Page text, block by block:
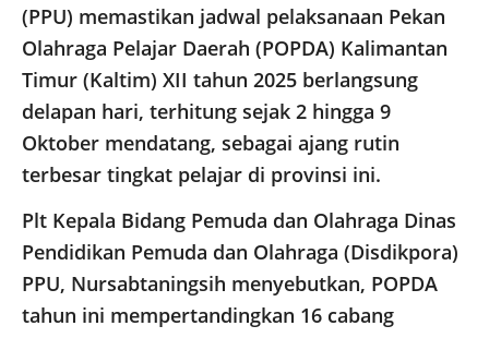
(PPU) memastikan jadwal pelaksanaan Pekan
Olahraga Pelajar Daerah (POPDA) Kalimantan
Timur (Kaltim) XII tahun 2025 berlangsung
delapan hari, terhitung sejak 2 hingga 9
Oktober mendatang, sebagai ajang rutin
terbesar tingkat pelajar di provinsi ini.
Plt Kepala Bidang Pemuda dan Olahraga Dinas
Pendidikan Pemuda dan Olahraga (Disdikpora)
PPU, Nursabtaningsih menyebutkan, POPDA
tahun ini mempertandingkan 16 cabang